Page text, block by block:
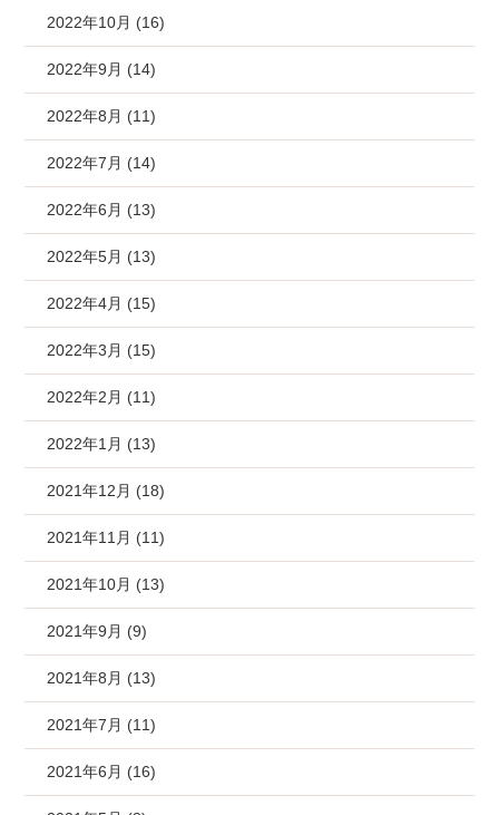
2022年10月 (16)
2022年9月 (14)
2022年8月 (11)
2022年7月 (14)
2022年6月 (13)
2022年5月 (13)
2022年4月 (15)
2022年3月 (15)
2022年2月 (11)
2022年1月 (13)
2021年12月 (18)
2021年11月 (11)
2021年10月 (13)
2021年9月 (9)
2021年8月 (13)
2021年7月 (11)
2021年6月 (16)